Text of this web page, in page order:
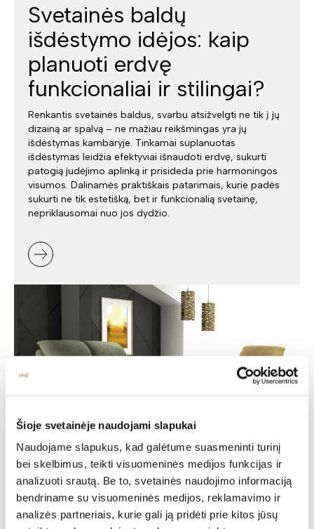
Šioje svetainėje naudojami slapukai
Naudojame slapukus, kad galėtume suasmeninti turinį
bei skelbimus, teikti visuomeninės medijos funkcijas ir
analizuoti srautą. Be to, svetainės naudojimo informaciją
bendriname su visuomeninės medijos, reklamavimo ir
analizės partneriais, kurie gali ją pridėti prie kitos jūsų
Svetainės baldų
išdėstymo idėjos: kaip
planuoti erdvę
funkcionaliai ir stilingai?
Renkantis svetainės baldus, svarbu atsižvelgti ne tik į jų
dizainą ar spalvą – ne mažiau reikšmingas yra jų
išdėstymas kambaryje. Tinkamai suplanuotas
išdėstymas leidžia efektyviai išnaudoti erdvę, sukurti
patogią judėjimo aplinką ir prisideda prie harmoningos
visumos. Dalinamės praktiškais patarimais, kurie padės
sukurti ne tik estetišką, bet ir funkcionalią svetainę,
nepriklausomai nuo jos dydžio.
Minkšti baldai -
jaukumas ir stilius jūsų
namuose